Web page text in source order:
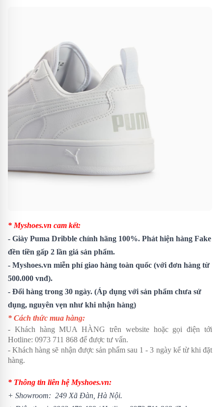
* Myshoes.vn cam kết:
- Giày Puma Dribble chính hãng 100%. Phát hiện hàng Fake
đền tiền gấp 2 lần giá sản phẩm.
- Myshoes.vn miễn phí giao hàng toàn quốc (với đơn hàng từ
500.000 vnđ).
- Đổi hàng trong 30 ngày. (Áp dụng với sản phẩm chưa sử
dụng, nguyên vẹn như khi nhận hàng)
* Cách thức mua hàng:
- Khách hàng MUA HÀNG trên website hoặc gọi điện tới
Hotline: 0973 711 868 để được tư vấn.
- Khách hàng sẽ nhận được sản phẩm sau 1 - 3 ngày kể từ khi đặt
hàng.
* Thông tin liên hệ Myshoes.vn:
+ Showroom: 249 Xã Đàn, Hà Nội.